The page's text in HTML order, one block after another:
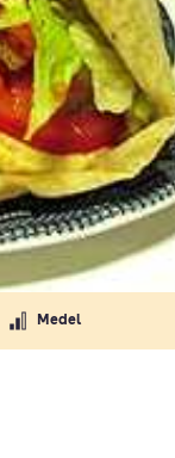
Medel